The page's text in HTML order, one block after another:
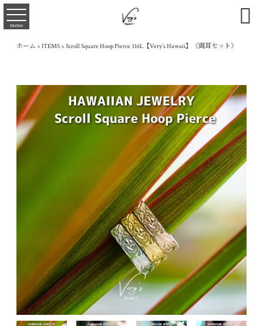
menu 
ホーム > ITEMS> Scroll Square Hoop Pierce 316L【Very’s Hawaii】《両耳セット》